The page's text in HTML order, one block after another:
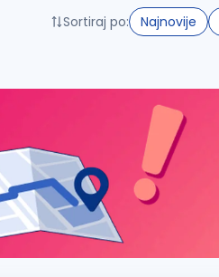
Sortiraj po: Najnovije